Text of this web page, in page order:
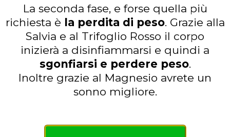
La seconda fase, e forse quella più
richiesta è la perdita di peso. Grazie alla
Salvia e al Trifoglio Rosso il corpo
inizierà a disinfiammarsi e quindi a
sgonfiarsi e perdere peso.
Inoltre grazie al Magnesio avrete un
sonno migliore.